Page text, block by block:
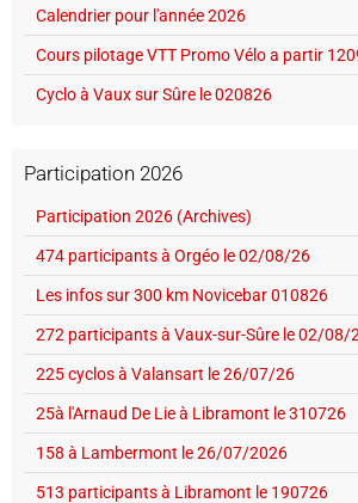
Calendrier pour l'année 2026
Cours pilotage VTT Promo Vélo a partir
Cyclo à Vaux sur Sûre le 020826
Participation 2026
Participation 2026 (Archives)
474 participants à Orgéo le 02/08/26
Les infos sur 300 km Novicebar 010826
272 participants à Vaux-sur-Sûre le 02/08/
225 cyclos à Valansart le 26/07/26
25à l'Arnaud De Lie à Libramont le 310726
158 à Lambermont le 26/07/2026
513 participants à Libramont le 190726